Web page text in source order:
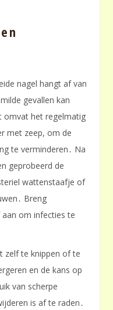
nagel hangt af van
gevallen kan
omvat het regelmatig
met zeep, om de
te verminderen․ Na
geprobeerd de
wattenstaafje of
Breng
om infecties te
zelf te knippen of te
en de kans op
van scherpe
is af te raden․